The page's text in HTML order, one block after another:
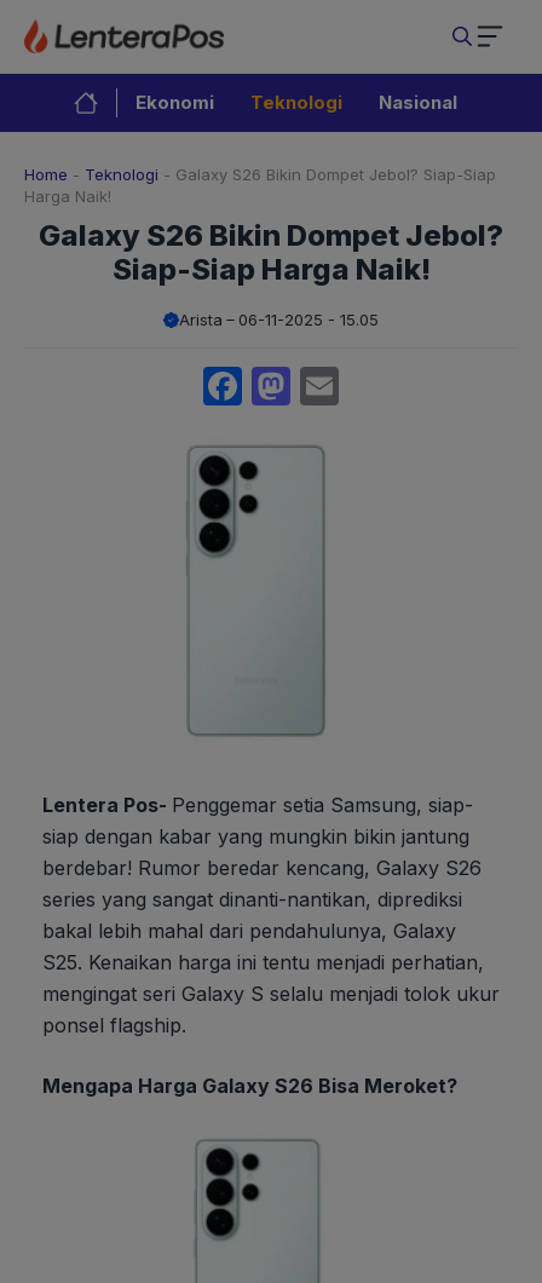
Langsung
isi
Ekonomi Teknologi Nasional
Home - Teknologi - Galaxy S26 Bikin Dompet Jebol? Siap-Siap
Harga Naik!
Galaxy S26 Bikin Dompet Jebol?
Siap-Siap Harga Naik!
Arista 06-11-2025 - 15.05
Facebook
Mastodon
Lentera Pos- Penggemar setia Samsung, siap-
siap dengan kabar yang mungkin bikin jantung
berdebar! Rumor beredar kencang, Galaxy S26
series yang sangat dinanti-nantikan, diprediksi
bakal lebih mahal dari pendahulunya, Galaxy
S25. Kenaikan harga ini tentu menjadi perhatian,
mengingat seri Galaxy S selalu menjadi tolok ukur
ponsel flagship.
Mengapa Harga Galaxy S26 Bisa Meroket?